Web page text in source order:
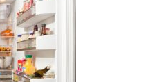
gia-
bao-
nhieu-
25